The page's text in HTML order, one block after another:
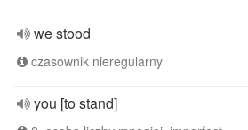
we stood
czasownik nieregularny
you [to stand]